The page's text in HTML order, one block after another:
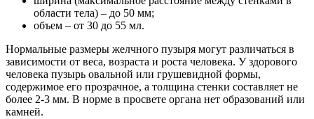
области тела) – до 50 мм;
объем – от 30 до 55 мл.
Нормальные размеры желчного пузыря могут различаться в
зависимости от веса, возраста и роста человека. У здорового
человека пузырь овальной или грушевидной формы,
содержимое его прозрачное, а толщина стенки составляет не
более 2-3 мм. В норме в просвете органа нет образований или
камней.